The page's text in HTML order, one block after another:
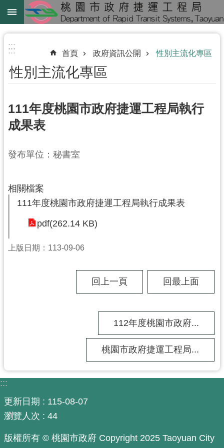
跳到主要內容區塊
綠
綠
延
中
鐵
路
下
進
階
告
業
務
資
訊
:::
::: 首頁 政府資訊公開 性別主流化專區
性別主流化專區
111年度桃園市政府捷運工程局執行
成果表
發布單位：秘書室
相關檔案
111年度桃園市政府捷運工程局執行成果表
pdf(262.14 KB)
上版日期：113-09-06
回上一頁 回最上面
112年度桃園市政府...
桃園市政府捷運工程局...
:::
更新日期
115-08-07
瀏覽人次
44
版權所有 © 桃園市政府 Copyright 2025 Taoyuan City